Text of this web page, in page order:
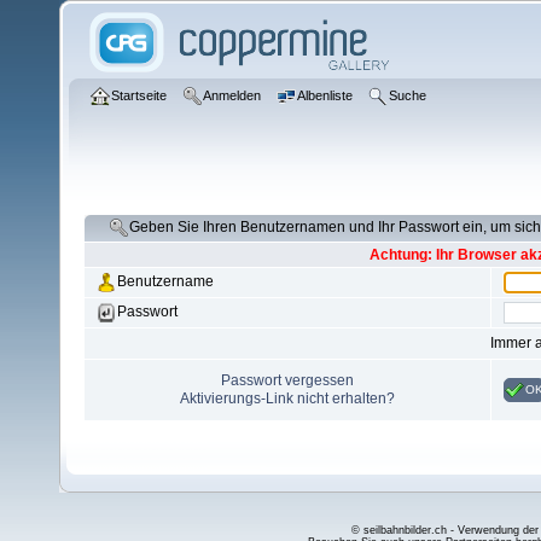
Startseite Anmelden Albenliste Suche
Geben Sie Ihren Benutzernamen und Ihr Passwort ein, um
Achtung: Ihr Browser
Benutzername
Passwort
Immer
Passwort vergessen
Aktivierungs-Link nicht erhalten?
© seilbahnbilder.ch - Verwendung